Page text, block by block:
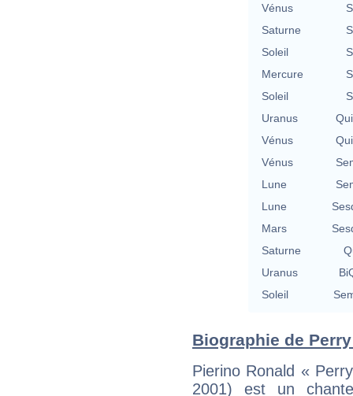
Vénus
Saturne
Soleil
Mercure
Soleil
Uranus
Vénus
Vénus
Lune
Lune
Mars
Saturne
Uranus
Soleil
Biographie de
Pierino Ronald «
2001) est un